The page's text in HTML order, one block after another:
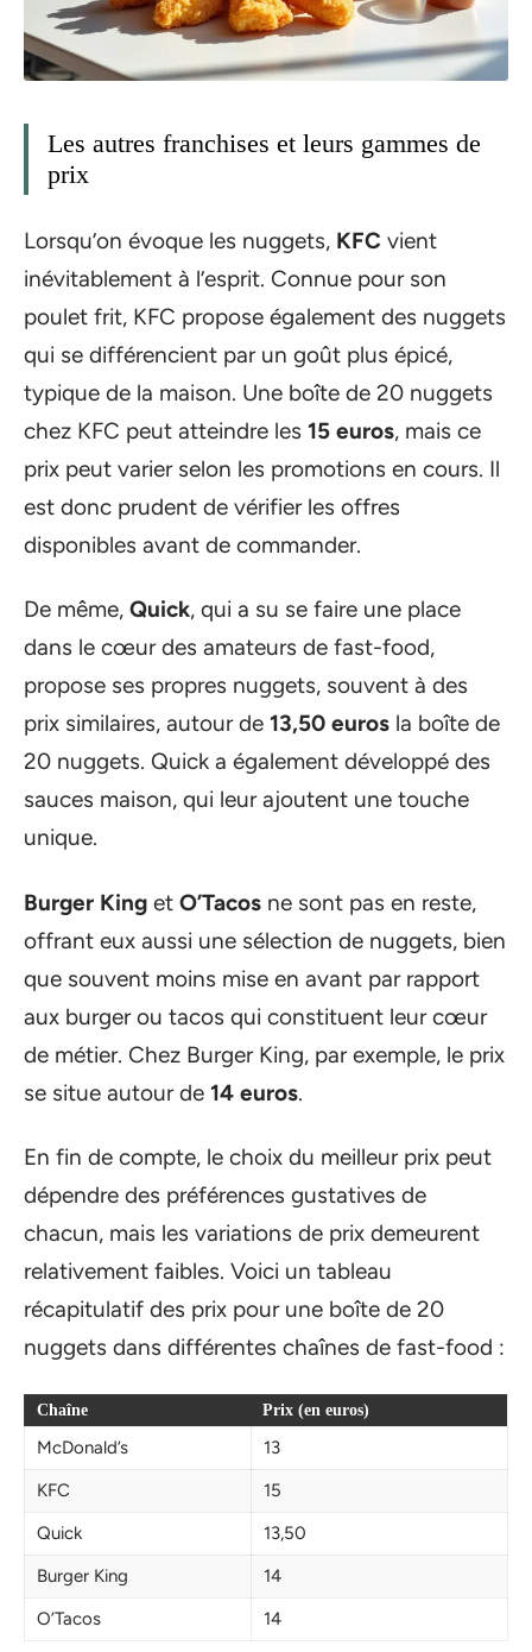
Les autres franchises et leurs gammes de
prix
Lorsqu’on évoque les nuggets, KFC vient
inévitablement à l’esprit. Connue pour son
poulet frit, KFC propose également des nuggets
qui se différencient par un goût plus épicé,
typique de la maison. Une boîte de 20 nuggets
chez KFC peut atteindre les 15 euros, mais ce
prix peut varier selon les promotions en cours. Il
est donc prudent de vérifier les offres
disponibles avant de commander.
De même, Quick, qui a su se faire une place
dans le cœur des amateurs de fast-food,
propose ses propres nuggets, souvent à des
prix similaires, autour de 13,50 euros la boîte de
20 nuggets. Quick a également développé des
sauces maison, qui leur ajoutent une touche
unique.
Burger King et O’Tacos ne sont pas en reste,
offrant eux aussi une sélection de nuggets, bien
que souvent moins mise en avant par rapport
aux burger ou tacos qui constituent leur cœur
de métier. Chez Burger King, par exemple, le prix
se situe autour de 14 euros.
En fin de compte, le choix du meilleur prix peut
dépendre des préférences gustatives de
chacun, mais les variations de prix demeurent
relativement faibles. Voici un tableau
récapitulatif des prix pour une boîte de 20
nuggets dans différentes chaînes de fast-food :
Chaîne Prix (en euros)
McDonald’s
13
KFC
15
Quick
13,50
Burger King
14
O’Tacos
14